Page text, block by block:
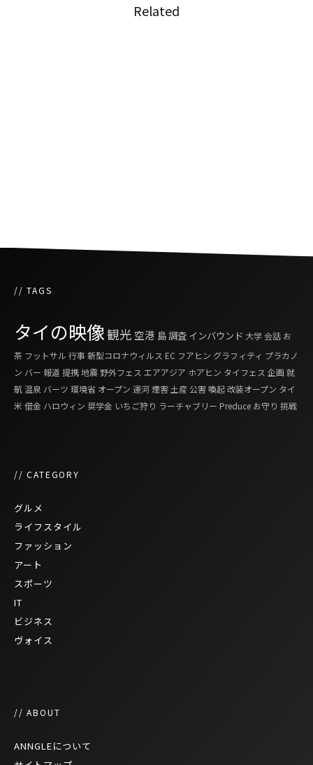
Related
// TAGS
タイの映像 観光 空港 島調査 インバウンド 大学会話 お
茶 フットサル 行事 新型コロナウィルス EC フアヒン グラフィティ プラカノ
ン バー 報道 提携地震 野外フェス エアアジア ホアヒン タイフェス 企画 就
航温泉 バーツ 環境省 オープン 運河煙害 土産 公害喚起改装オープン タイ
米 借金 ハロウィン 奨学金 いちご狩り ラーチャブリー Preduce お守り 挑戦
// CATEGORY
グルメ
ライフスタイル
ファッション
アート
スポーツ
IT
ビジネス
ヴォイス
// ABOUT
ANNGLEについて